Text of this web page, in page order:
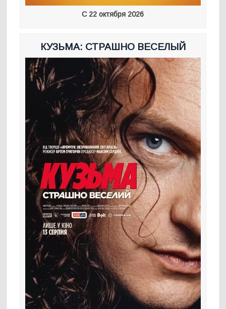
С 22 октября 2026
КУЗЬМА: СТРАШНО ВЕСЕЛЫЙ